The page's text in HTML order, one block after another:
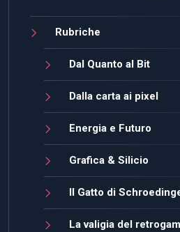
Rubriche
Dal Quanto al Bit
Dalla carta ai pixel
Energia e Futuro
Grafica & Silicio
Il Gatto di
La valigia del